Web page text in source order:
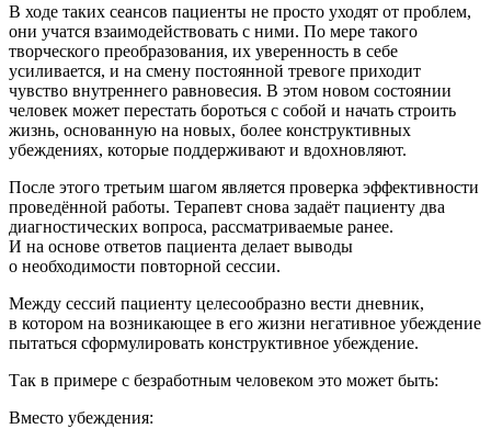
В ходе таких сеансов пациенты не просто уходят от проблем,
они учатся взаимодействовать с ними. По мере такого
творческого преобразования, их уверенность в себе
усиливается, и на смену постоянной тревоге приходит
чувство внутреннего равновесия. В этом новом состоянии
человек может перестать бороться с собой и начать строить
жизнь, основанную на новых, более конструктивных
убеждениях, которые поддерживают и вдохновляют.
После этого третьим шагом является проверка эффективности
проведённой работы. Терапевт снова задаёт пациенту два
диагностических вопроса, рассматриваемые ранее.
И на основе ответов пациента делает выводы
о необходимости повторной сессии.
Между сессий пациенту целесообразно вести дневник,
в котором на возникающее в его жизни негативное убеждение
пытаться сформулировать конструктивное убеждение.
Так в примере с безработным человеком это может быть:
Вместо убеждения: